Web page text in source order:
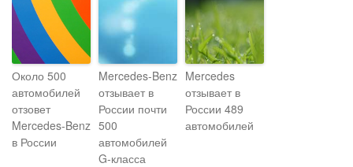
Около 500
автомобилей
отзовет
Mercedes-Benz
в России
Mercedes-Benz
отзывает в
России почти
500
автомобилей
G-класса
Mercedes
отзывает в
России 489
автомобилей